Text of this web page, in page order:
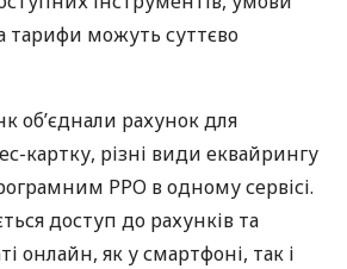
тарифи можуть суттєво
об’єднали рахунок для
картку, різні види еквайрингу
РРО в одному сервісі.
доступ до рахунків та
онлайн, як у смартфоні, так і